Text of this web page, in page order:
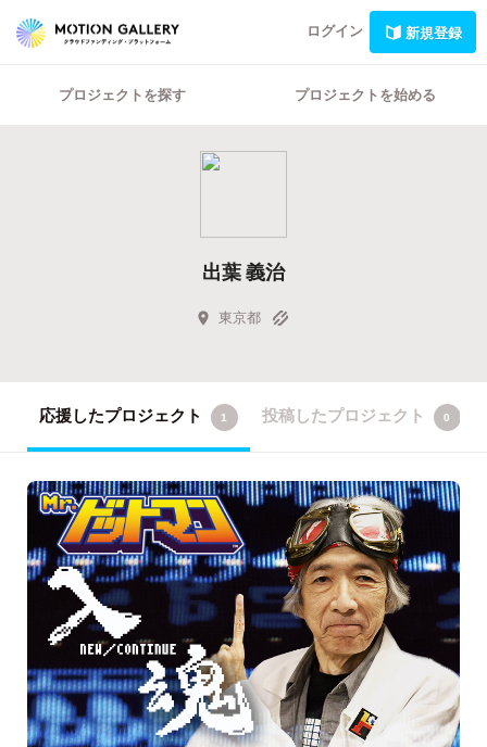
ログイン 新規登録
プロジェクトを探す プロジェクトを始める
出葉 義治
東京都
応援したプロジェクト 1 投稿したプロジェクト 0